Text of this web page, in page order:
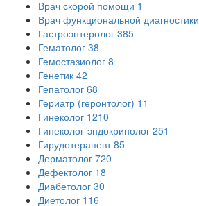
Врач скорой помощи 1
Врач функциональной диагностики
Гастроэнтеролог 385
Гематолог 38
Гемостазиолог 8
Генетик 42
Гепатолог 68
Гериатр (геронтолог) 11
Гинеколог 1210
Гинеколог-эндокринолог 251
Гирудотерапевт 85
Дерматолог 720
Дефектолог 18
Диабетолог 30
Диетолог 116